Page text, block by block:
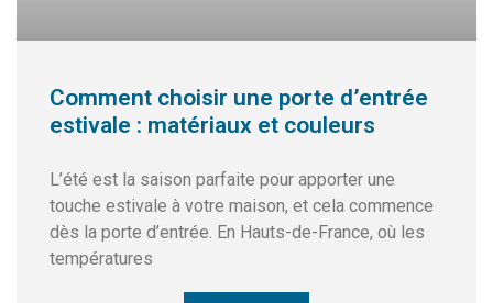
Comment choisir une porte d’entrée
estivale : matériaux et couleurs
L’été est la saison parfaite pour apporter une
touche estivale à votre maison, et cela commence
dès la porte d’entrée. En Hauts-de-France, où les
températures